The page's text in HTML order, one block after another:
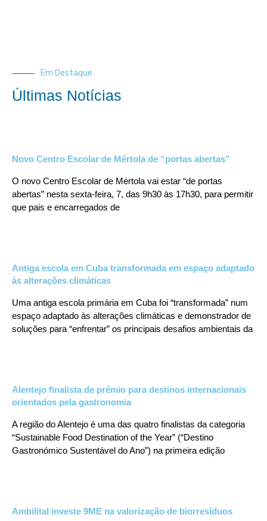
Em Destaque
Últimas Notícias
Novo Centro Escolar de Mértola de “portas abertas”
O novo Centro Escolar de Mértola vai estar “de portas
abertas” nesta sexta-feira, 7, das 9h30 às 17h30, para permitir
que pais e encarregados de
Antiga escola em Cuba transformada em espaço adaptado
às alterações climáticas
Uma antiga escola primária em Cuba foi “transformada” num
espaço adaptado às alterações climáticas e demonstrador de
soluções para “enfrentar” os principais desafios ambientais da
Alentejo finalista de prémio para destinos internacionais
orientados pela gastronomia
A região do Alentejo é uma das quatro finalistas da categoria
“Sustainable Food Destination of the Year” (“Destino
Gastronómico Sustentável do Ano”) na primeira edição
Ambilital investe 9ME na valorização de biorresíduos